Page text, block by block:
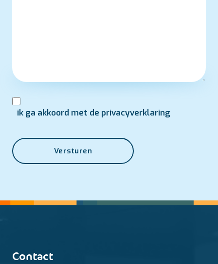
ik ga akkoord met de privacyverklaring
Versturen
Contact